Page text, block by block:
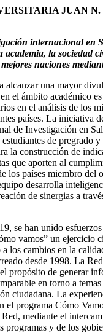
JUAN N.
internacional en
academia, la sociedad
naciones
alcanzar una mayor
el ámbito académico
en el análisis de los
países. La iniciativa
de Investigación en
de pregrado
la construcción de
que aporten al
los países miembro del
desarrolla
de sinergias a
se han unido
vamos” un ejercicio
los cambios en la
desde 1998. La
propósito de generar
en torno a
ciudadana. La
el programa Cómo
mediante el
programas y de los